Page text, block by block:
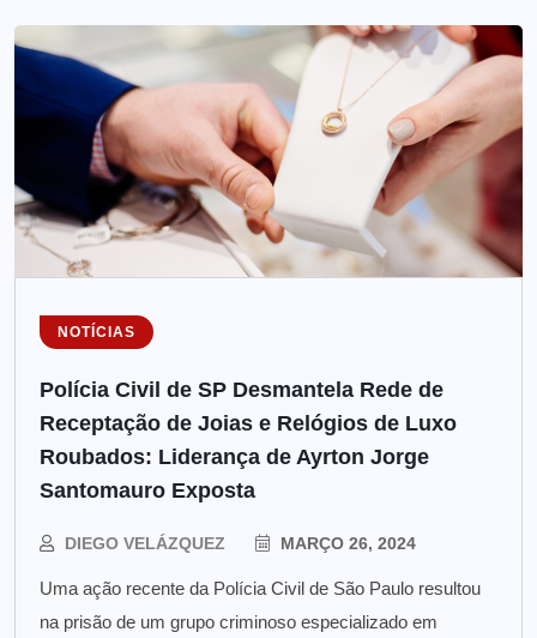
NOTÍCIAS
Polícia Civil de SP Desmantela Rede de
Receptação de Joias e Relógios de Luxo
Roubados: Liderança de Ayrton Jorge
Santomauro Exposta
DIEGO VELÁZQUEZ MARÇO 26, 2024
Uma ação recente da Polícia Civil de São Paulo resultou
na prisão de um grupo criminoso especializado em